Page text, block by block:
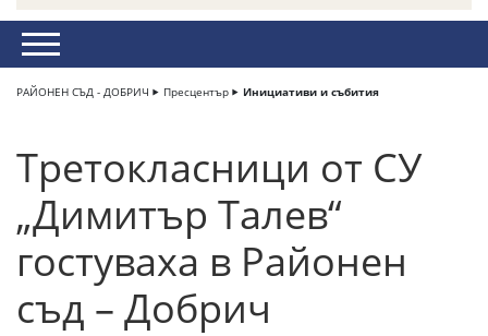
РАЙОНЕН СЪД - ДОБРИЧ Пресцентър Инициативи и събития
Третокласници от СУ
„Димитър Талев“
гостуваха в Районен
съд – Добрич